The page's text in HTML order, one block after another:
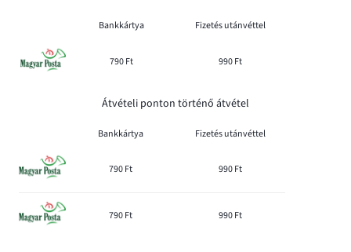
Bankkártya Fizetés utánvéttel
790 Ft 990 Ft
Átvételi ponton történő átvétel
Bankkártya Fizetés utánvéttel
790 Ft 990 Ft
790 Ft 990 Ft